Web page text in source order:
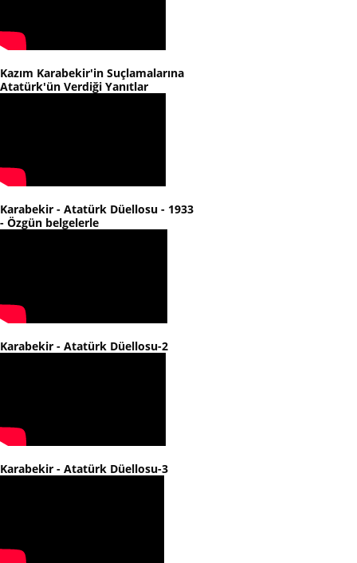
Kazım Karabekir'in Suçlamalarına
Atatürk'ün Verdiği Yanıtlar
Karabekir - Atatürk Düellosu - 1933
- Özgün belgelerle
Karabekir - Atatürk Düellosu-2
Karabekir - Atatürk Düellosu-3